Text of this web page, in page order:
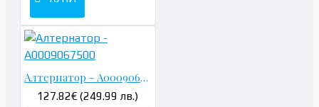
Алтернатор - A0009067500
127.82€ (249.99 лв.)